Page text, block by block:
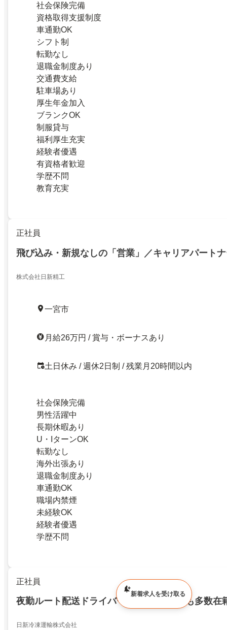
社会保険完備
資格取得支援制度
車通勤OK
シフト制
転勤なし
退職金制度あり
交通費支給
駐車場あり
厚生年金加入
ブランクOK
制服貸与
福利厚生充実
経験者優遇
有資格者歓迎
学歴不問
教育充実
正社員
飛び込み・新規なしの「営業」／キャリアパート
株式会社日新精工
一宮市
月給26万円 / 賞与・ボーナスあり
土日休み / 週休2日制 / 残業月20時間以内
社会保険完備
男性活躍中
長期休暇あり
U・IターンOK
転勤なし
海外出張あり
退職金制度あり
車通勤OK
職場内禁煙
未経験OK
経験者優遇
学歴不問
正社員
夜勤ルート配送ドライバー 転勤なし 若手も多数在
日新冷凍運輸株式会社
新着求人を受け取る